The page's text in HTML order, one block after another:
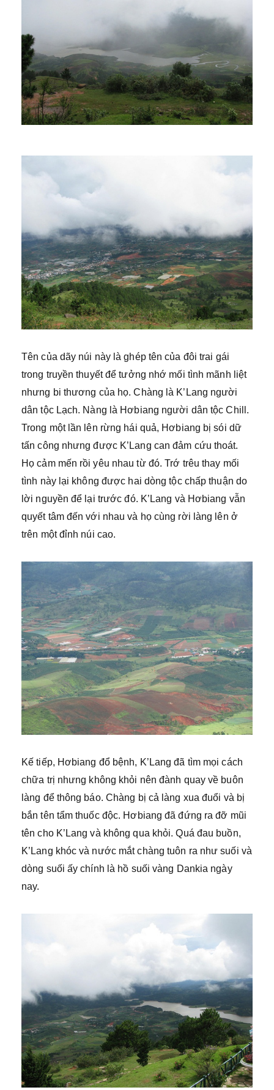
Tên của dãy núi này là ghép tên của đôi trai gái
trong truyền thuyết để tưởng nhớ mối tình mãnh liệt
nhưng bi thương của họ. Chàng là K’Lang người
dân tộc Lạch. Nàng là Hơbiang người dân tộc Chill.
Trong một lần lên rừng hái quả, Hơbiang bị sói dữ
tấn công nhưng được K’Lang can đảm cứu thoát.
Họ cảm mến rồi yêu nhau từ đó. Trớ trêu thay mối
tình này lại không được hai dòng tộc chấp thuận do
lời nguyền để lại trước đó. K’Lang và Hơbiang vẫn
quyết tâm đến với nhau và họ cùng rời làng lên ở
trên một đỉnh núi cao.
Kế tiếp, Hơbiang đổ bệnh, K’Lang đã tìm mọi cách
chữa trị nhưng không khỏi nên đành quay về buôn
làng để thông báo. Chàng bị cả làng xua đuổi và bị
bắn tên tẩm thuốc độc. Hơbiang đã đứng ra đỡ mũi
tên cho K’Lang và không qua khỏi. Quá đau buồn,
K’Lang khóc và nước mắt chàng tuôn ra như suối và
dòng suối ấy chính là hồ suối vàng Dankia ngày
nay.